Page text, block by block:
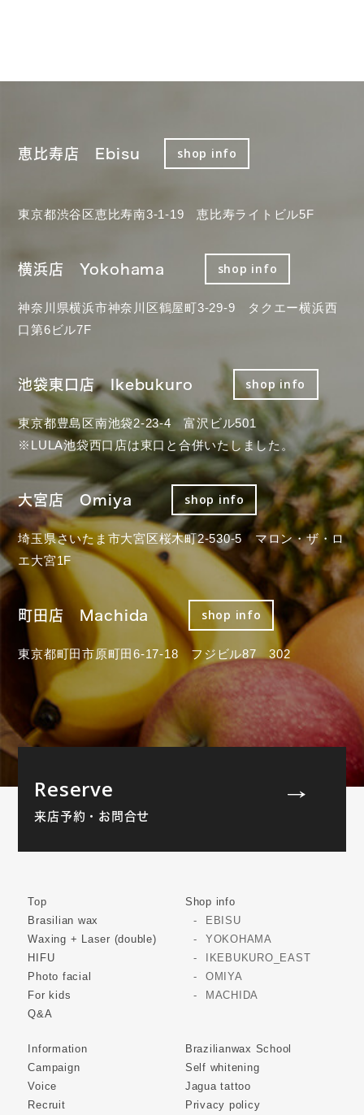
恵比寿店 Ebisu shop info
東京都渋谷区恵比寿南3-1-19 恵比寿ライトビル5F
横浜店 Yokohama shop info
神奈川県横浜市神奈川区鶴屋町3-29-9 タクエー横浜西
口第6ビル7F
池袋東口店 Ikebukuro shop info
東京都豊島区南池袋2-23-4 富沢ビル501
※LULA池袋西口店は東口と合併いたしました。
大宮店 Omiya shop info
埼玉県さいたま市大宮区桜木町2-530-5 マロン・ザ・ロ
エ大宮1F
町田店 Machida shop info
東京都町田市原町田6-17-18 フジビル87 302
Reserve
来店予約・お問合せ
Top
Brasilian wax
Waxing + Laser (double)
HIFU
Photo facial
For kids
Q&A
Shop info
EBISU
YOKOHAMA
IKEBUKURO_EAST
OMIYA
MACHIDA
Information
Campaign
Voice
Recruit
Brazilianwax School
Self whitening
Jagua tattoo
Privacy policy